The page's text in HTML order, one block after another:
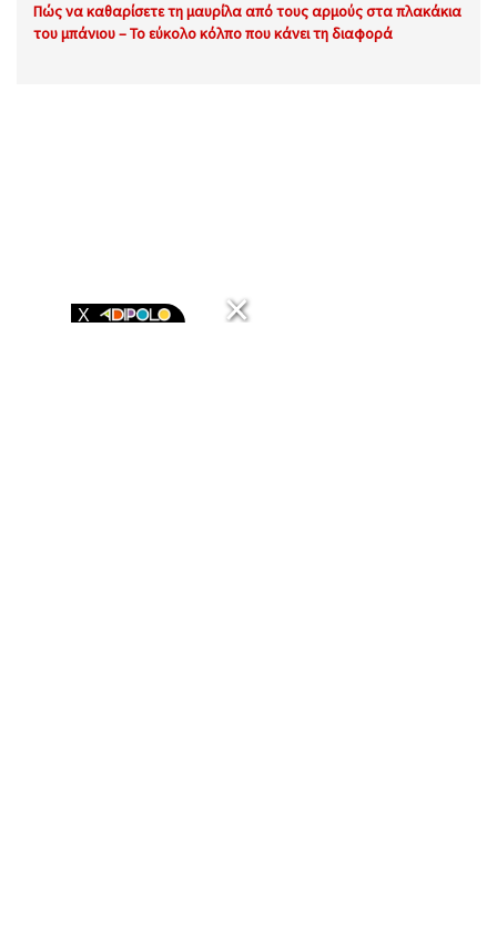
Πώς να καθαρίσετε τη μαυρίλα από τους αρμούς στα πλακάκια
του μπάνιου – Το εύκολο κόλπο που κάνει τη διαφορά